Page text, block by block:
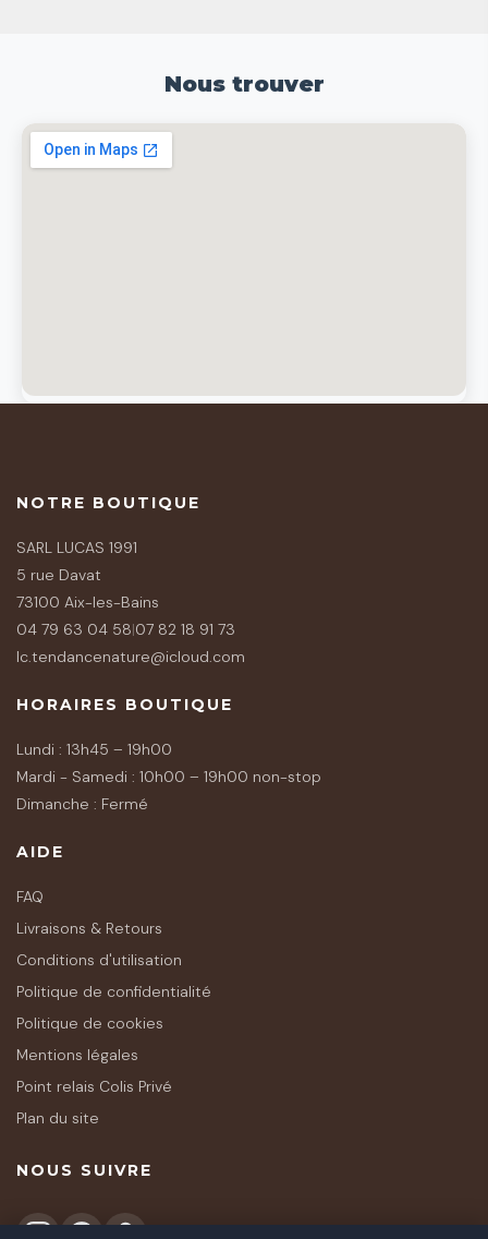
Nous trouver
NOTRE BOUTIQUE
SARL LUCAS 1991
5 rue Davat
73100 Aix-les-Bains
04 79 63 04 58|07 82 18 91 73
lc.tendancenature@icloud.com
HORAIRES BOUTIQUE
Lundi : 13h45 – 19h00
Mardi - Samedi : 10h00 – 19h00 non-stop
Dimanche : Fermé
AIDE
FAQ
Livraisons & Retours
Conditions d'utilisation
Politique de confidentialité
Politique de cookies
Mentions légales
Point relais Colis Privé
Plan du site
NOUS SUIVRE